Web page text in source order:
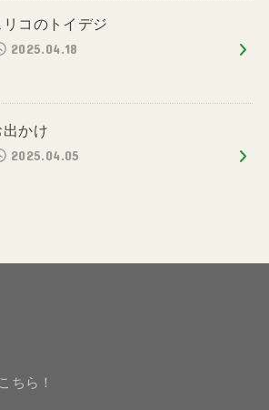
リコのトイデジ
2025.04.18
出かけ
2025.04.05
ちら！